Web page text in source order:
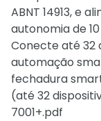
ABNT 14913, e
autonomia de
Conecte até 32
automação
fechadura
(até 32
7001+.pdf